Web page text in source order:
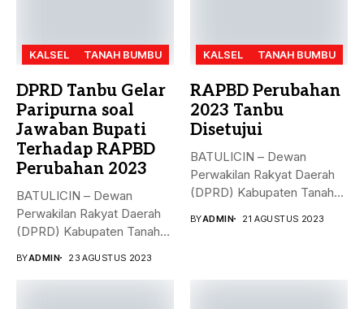
KALSEL TANAH BUMBU
DPRD Tanbu Gelar
Paripurna soal
Jawaban Bupati
Terhadap RAPBD
Perubahan 2023
BATULICIN – Dewan
Perwakilan Rakyat Daerah
(DPRD) Kabupaten Tanah
BYADMIN 23 AGUSTUS 2023
KALSEL TANAH BUMBU
RAPBD Perubahan
2023 Tanbu
Disetujui
BATULICIN – Dewan
Perwakilan Rakyat Daerah
(DPRD) Kabupaten Tanah
BYADMIN 21 AGUSTUS 2023